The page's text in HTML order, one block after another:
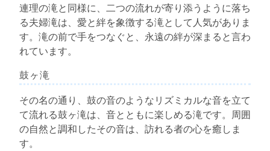
連理の滝と同様に、二つの流れが寄り添うように落ち
る夫婦滝は、愛と絆を象徴する滝として人気がありま
す。滝の前で手をつなぐと、永遠の絆が深まると言わ
れています。
鼓ヶ滝
その名の通り、鼓の音のようなリズミカルな音を立て
て流れる鼓ヶ滝は、音とともに楽しめる滝です。周囲
の自然と調和したその音は、訪れる者の心を癒しま
す。